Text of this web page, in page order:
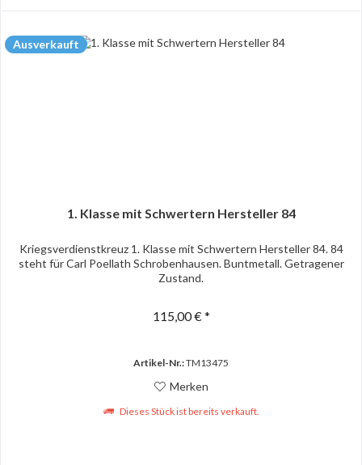
Ausverkauft
1. Klasse mit Schwertern Hersteller 84
Kriegsverdienstkreuz 1. Klasse mit Schwertern Hersteller 84. 84
steht für Carl Poellath Schrobenhausen. Buntmetall. Getragener
Zustand.
115,00 € *
Artikel-Nr.:TM13475
Merken
Dieses Stück ist bereits verkauft.